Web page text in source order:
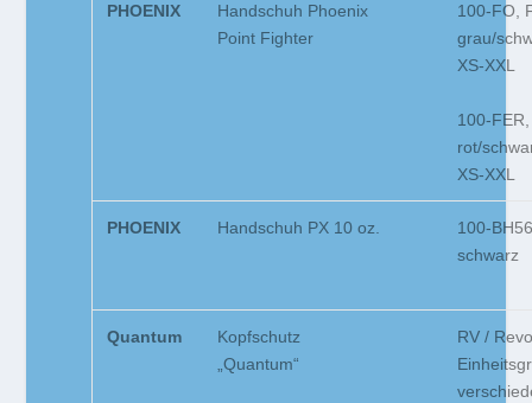
PHOENIX
Handschuh Phoenix
Point Fighter
100-FO,
grau/
XS-XXL
100-
rot/
XS-XXL
PHOENIX Handschuh PX 10 oz.
100-
schwarz
Quantum
Kopfschutz
„Quantum“
RV /